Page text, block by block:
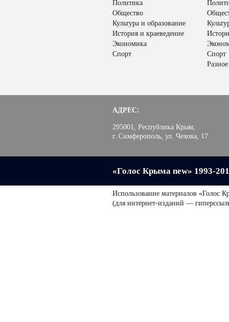
Политика
Общество
Культура и образование
История и краеведение
Экономика
Спорт
Спорт
Разное
АДРЕС:
295001, Республика Крым,
г. Симферополь, ул. Чехова, 17
«Голос Крыма new» 1993-
Использование материалов «Голос
(для интернет-изданий —